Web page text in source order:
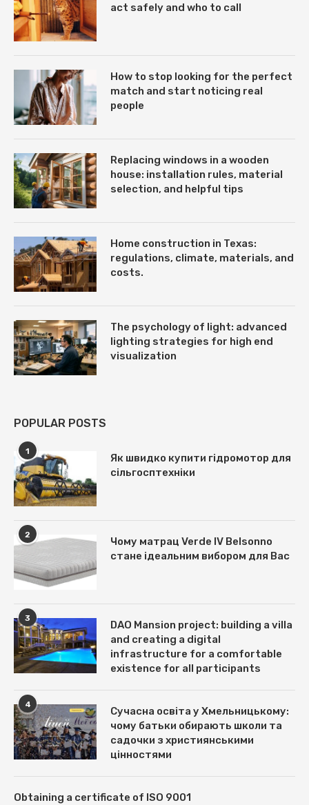
act safely and who to call
How to stop looking for the perfect
match and start noticing real
people
Replacing windows in a wooden
house: installation rules, material
selection, and helpful tips
Home construction in Texas:
regulations, climate, materials, and
costs.
The psychology of light: advanced
lighting strategies for high end
visualization
POPULAR POSTS
1
Як швидко купити гідромотор для
сільгосптехніки
2
Чому матрац Verde IV Belsonno
стане ідеальним вибором для Вас
3
DAO Mansion project: building a villa
and creating a digital
infrastructure for a comfortable
existence for all participants
4
Сучасна освіта у Хмельницькому:
чому батьки обирають школи та
садочки з християнськими
цінностями
Obtaining a certificate of ISO 9001